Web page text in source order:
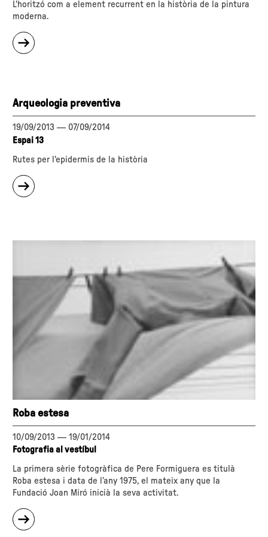
L'horitzó com a element recurrent en la història de la pintura
moderna.
Arqueologia preventiva
19/09/2013 — 07/09/2014
Espai 13
Rutes per l'epidermis de la història
Roba estesa
10/09/2013 —19/01/2014
Fotografia al vestíbul
La primera sèrie fotogràfica de Pere Formiguera es titulà
Roba estesa i data de l’any 1975, el mateix any que la
Fundació Joan Miró inicià la seva activitat.